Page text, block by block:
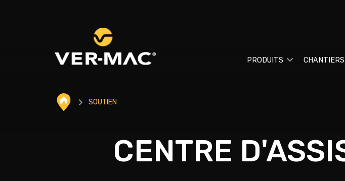
PRODUITS
SOUTIEN
CENTRE